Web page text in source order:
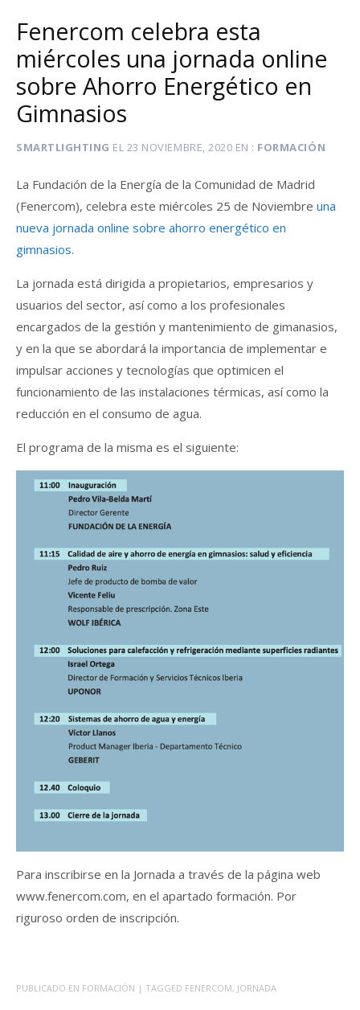
Fenercom celebra esta
miércoles una jornada online
sobre Ahorro Energético en
Gimnasios
SMARTLIGHTING EL 23 NOVIEMBRE, 2020 EN FORMACIÓN
La Fundación de la Energía de la Comunidad de Madrid
(Fenercom), celebra este miércoles 25 de Noviembre una
nueva jornada online sobre ahorro energético en
gimnasios.
La jornada está dirigida a propietarios, empresarios y
usuarios del sector, así como a los profesionales
encargados de la gestión y mantenimiento de gimanasios,
y en la que se abordará la importancia de implementar e
impulsar acciones y tecnologías que optimicen el
funcionamiento de las instalaciones térmicas, así como la
reducción en el consumo de agua.
El programa de la misma es el siguiente:
Para inscribirse en la Jornada a través de la página web
www.fenercom.com, en el apartado formación. Por
riguroso orden de inscripción.
PUBLICADO EN FORMACIÓN | TAGGED FENERCOM, JORNADA